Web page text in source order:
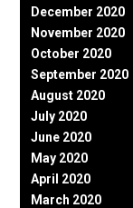
December 2020
November 2020
October 2020
September 2020
August 2020
July 2020
June 2020
May 2020
April 2020
March 2020